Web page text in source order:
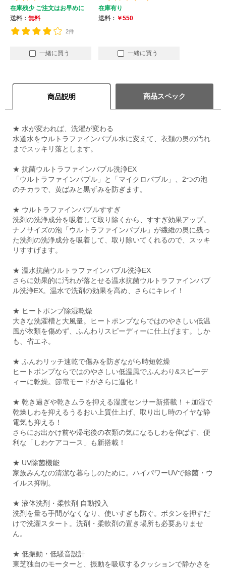
在庫残少 ご注文はお早めに
送料： 無料
2件
一緒に買う
在庫有り
送料： ￥550
一緒に買う
商品説明 商品スペック
★ 水が変われば、洗濯が変わる
水道水をウルトラファインバブル水に変えて、衣類の奥の汚れ
までスッキリ落とします。
★ 抗菌ウルトラファインバブル洗浄EX
「ウルトラファインバブル」と「マイクロバブル」、2つの泡
のチカラで、黄ばみと黒ずみを防ぎます。
★ ウルトラファインバブルすすぎ
洗剤の洗浄成分を吸着して取り除くから、すすぎ効果アップ。
ナノサイズの泡「ウルトラファインバブル」が繊維の奥に残っ
た洗剤の洗浄成分を吸着して、取り除いてくれるので、スッキ
リすすげます。
★ 温水抗菌ウルトラファインバブル洗浄EX
さらに効果的に汚れが落とせる温水抗菌ウルトラファインバブ
ル洗浄EX。温水で洗剤の効果を高め、さらにキレイ！
★ ヒートポンプ除湿乾燥
大きな洗濯槽と大風量。ヒートポンプならではのやさしい低温
風が衣類を傷めず、ふんわりスピーディーに仕上げます。しか
も、省エネ。
★ ふんわリッチ速乾で傷みを防ぎながら時短乾燥
ヒートポンプならではのやさしい低温風でふんわり&スピーデ
ィーに乾燥。節電モードがさらに進化！
★ 乾き過ぎや乾きムラを抑える湿度センサー新搭載！＋加湿で
乾燥しわを抑えるうるおい上質仕上げ、取り出し時のイヤな静
電気も抑える！
さらにお出かけ前や帰宅後の衣類の気になるしわを伸ばす、便
利な「しわケアコース」も新搭載！
★ UV除菌機能
家族みんなの清潔な暮らしのために。ハイパワーUVで除菌・ウ
イルス抑制。
★ 液体洗剤・柔軟剤 自動投入
洗剤を量る手間がなくなり、使いすぎも防ぐ。ボタンを押すだ
けで洗濯スタート。洗剤・柔軟剤の置き場所も必要ありませ
ん。
★ 低振動・低騒音設計
東芝独自のモーターと、振動を吸収するクッションで静かさを